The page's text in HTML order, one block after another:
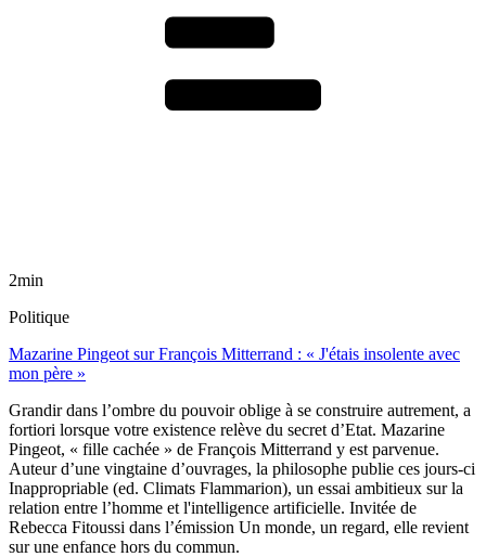
2min
Politique
Mazarine Pingeot sur François Mitterrand : « J'étais insolente avec
mon père »
Grandir dans l’ombre du pouvoir oblige à se construire autrement, a
fortiori lorsque votre existence relève du secret d’Etat. Mazarine
Pingeot, « fille cachée » de François Mitterrand y est parvenue.
Auteur d’une vingtaine d’ouvrages, la philosophe publie ces jours-ci
Inappropriable (ed. Climats Flammarion), un essai ambitieux sur la
relation entre l’homme et l'intelligence artificielle. Invitée de
Rebecca Fitoussi dans l’émission Un monde, un regard, elle revient
sur une enfance hors du commun.